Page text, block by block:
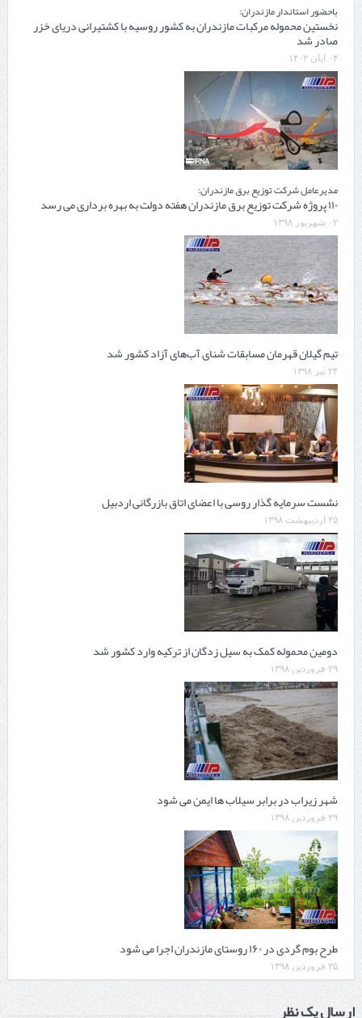
باحضور استاندار مازندران:
نخستین محموله مرکبات مازندران به کشور روسیه با کشتیرانی دریای خزر
صادر شد
۰۴ آبان ۱۴۰۲
مدیرعامل شرکت توزیع برق مازندران:
۱۱۰ پروژه شرکت توزیع برق مازندران هفته دولت به بهره برداری می رسد
۰۲ شهریور ۱۳۹۸
تیم گیلان قهرمان مسابقات شنای آب‌های آزاد کشور شد
۲۴ تیر ۱۳۹۸
نشست سرمایه گذار روسی با اعضای اتاق بازرگانی اردبیل
۲۵ اردیبهشت ۱۳۹۸
دومین محموله کمک به سیل زدگان از ترکیه وارد کشور شد
۲۹ فروردین ۱۳۹۸
شهر زیراب در برابر سیلاب ها ایمن می شود
۲۹ فروردین ۱۳۹۸
طرح بوم گردی در ۱۶۰ روستای مازندران اجرا می شود
۲۵ فروردین ۱۳۹۸
ارسال یک نظر